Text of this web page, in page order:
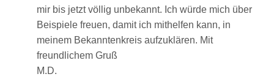
mir bis jetzt völlig unbekannt. Ich würde mich über
Beispiele freuen, damit ich mithelfen kann, in
meinem Bekanntenkreis aufzuklären. Mit
freundlichem Gruß
M.D.